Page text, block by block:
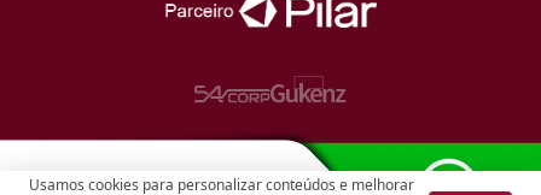
Usamos cookies para personalizar conteúdos e melhorar